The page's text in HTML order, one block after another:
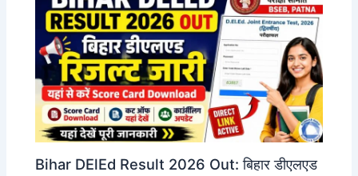
Bihar DElEd Result 2026 Out: बिहार डीएलएड